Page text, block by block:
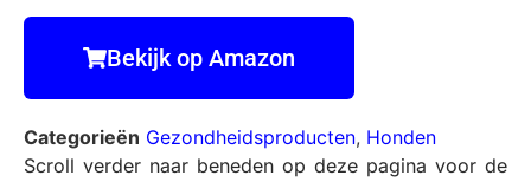
Bekijk op Amazon
Categorieën Gezondheidsproducten, Honden
Scroll verder naar beneden op deze pagina voor de